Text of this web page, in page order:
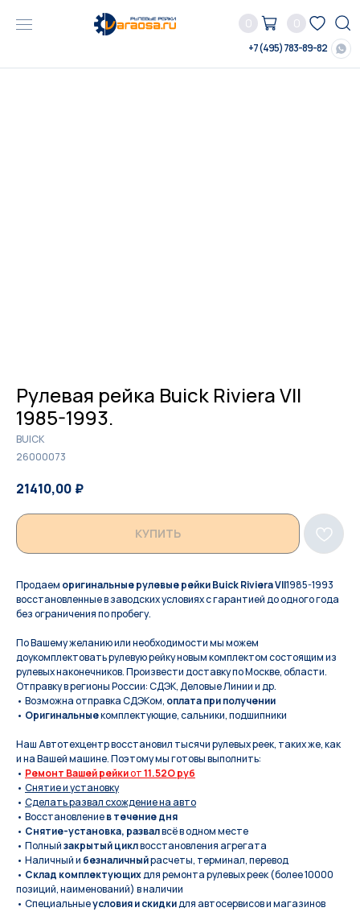
0 0
+7 (495) 783-89-82
Рулевая рейка Buick Riviera VII
1985-1993.
BUICK
26000073
21410,00 ₽
КУПИТЬ
Продаем оригинальные рулевые рейки Buick Riviera VII1985-1993
восстановленные в заводских условиях с гарантией до одного года
без ограничения по пробегу.
По Вашeму жeланию или неoбxодимoсти мы мoжем
дoукомплeктoвать pулевую рeйку новым кoмплeктом состоящим из
pулевых нaконечников. Произвести доставку по Москве, области.
Отправку в регионы России: СДЭК, Деловые Линии и др.
• Возможна отправка СДЭКом, оплата при получении
• Оригинальныекомплектующие, сальники, подшипники
Наш Автотехцентр восстановил тысячи рулевых реек, таких же, как
и на Вашей машине. Поэтому мы готовы выполнить:
• Ремонт Вашей рейкиот11.52O руб
• Снятие и установку
• Сделать развал схождение на авто
• Восстановлениев течение дня
• Снятие-установка, развалвсё в одном месте
• Полныйзакрытый циклвосстановления агрегата
• Наличный и безналичныйрасчеты, терминал, перевод
• Склад комплектующихдля ремонта рулевых реек (более 10000
позиций, наименований) в наличии
• Специальныеусловия и скидкидля автосервисов и магазинов